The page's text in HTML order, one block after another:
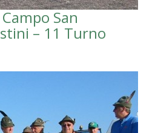
San
– 11 Turno